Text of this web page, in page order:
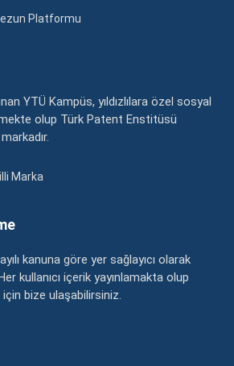
Platformu
YTÜ Kampüs, yıldızlılara özel sosyal
olup Türk Patent Enstitüsü
Marka
kanuna göre yer sağlayıcı olarak
kullanıcı içerik yayınlamakta olup
için bize ulaşabilirsiniz.